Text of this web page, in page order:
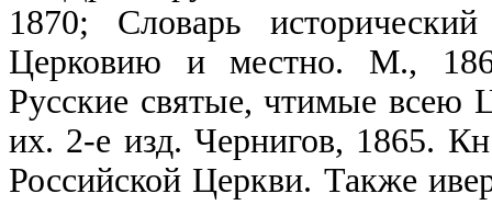
1870; Словарь
Церковию и местно. М.,
Русские святые, чтимые всею
их. 2-е изд. Чернигов, 1865.
Российской Церкви. Также